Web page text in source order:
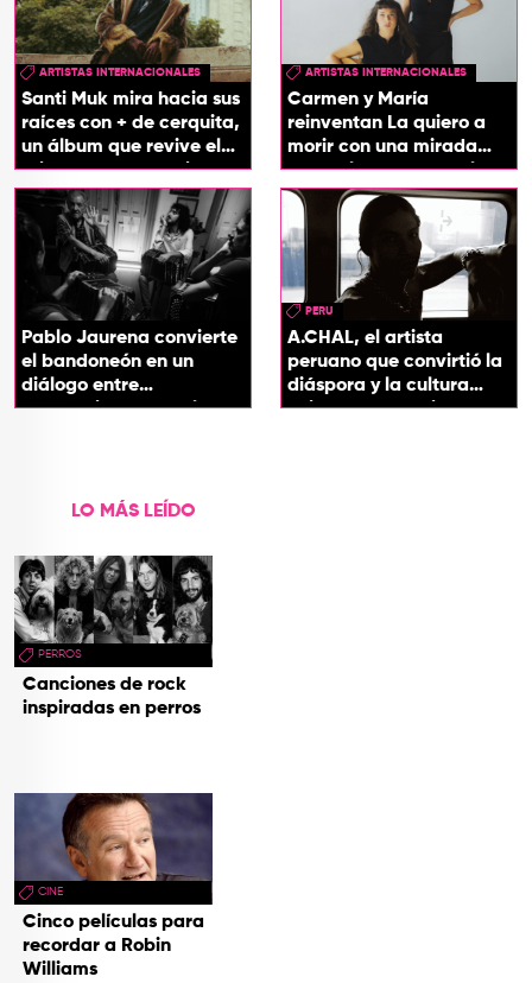
ARTISTAS INTERNACIONALES
Santi Muk mira hacia sus
raíces con + de cerquita,
un álbum que revive el
origen de sus canciones
ARTISTAS INTERNACIONALES
Carmen y María
reinventan La quiero a
morir con una mirada
entre el flamenco y el
soul
Pablo Jaurena convierte
el bandoneón en un
diálogo entre
generaciones con el
PERU
A.CHAL, el artista
peruano que convirtió la
diáspora y la cultura
chicha en su sonido
LO MÁS LEÍDO
PERROS
Canciones de rock
inspiradas en perros
CINE
Cinco películas para
recordar a Robin
Williams